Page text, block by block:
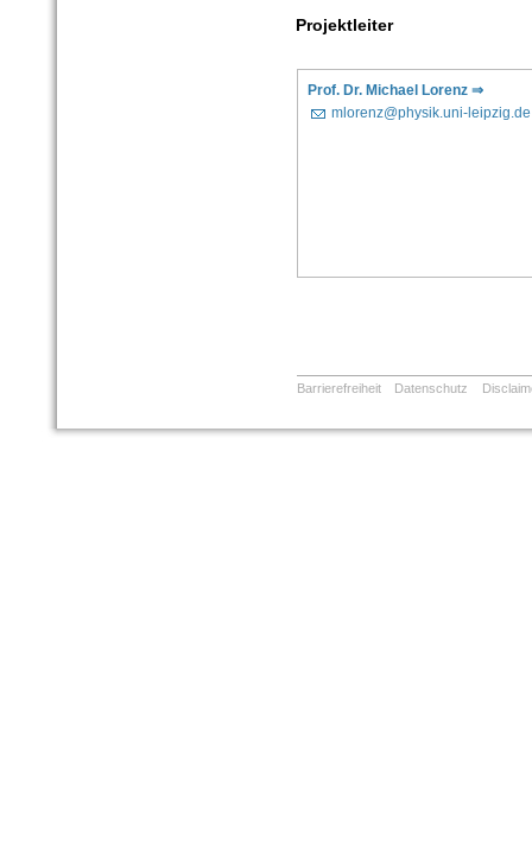
Projektleiter
Prof. Dr. Michael Lorenz ⇒
mlorenz@physik.uni-leipzig.de
Barrierefreiheit Datenschutz